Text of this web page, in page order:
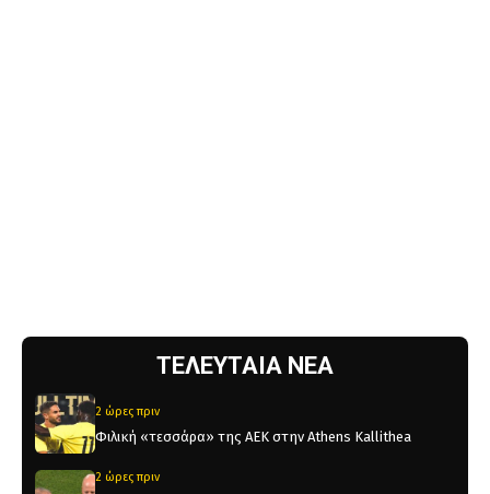
ΤΕΛΕΥΤΑΙΑ ΝΕΑ
2 ώρες πριν
Φιλική «τεσσάρα» της ΑΕΚ στην Athens Kallithea
2 ώρες πριν